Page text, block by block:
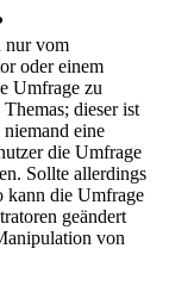
nur vom
oder einem
Umfrage zu
dieser ist
eine
die Umfrage
Sollte allerdings
kann die Umfrage
geändert
von